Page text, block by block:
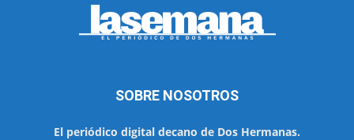
SOBRE NOSOTROS
El periódico digital decano de Dos Hermanas.